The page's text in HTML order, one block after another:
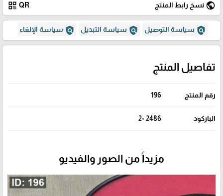
public نسخ رابط المنتج QR
qr_code
policy سياسة التوصيل policy سياسة التبديل policy سياسة الإلغاء
تفاصيل المنتج
رقم المنتج 196
الباركود 2486 -2
مزيداً من الصور والفيديو